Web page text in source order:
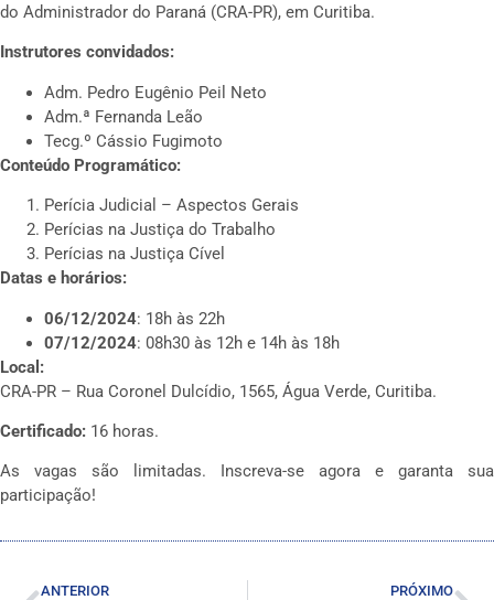
do Administrador do Paraná (CRA-PR), em Curitiba.
Instrutores convidados:
Adm. Pedro Eugênio Peil Neto
Adm.ª Fernanda Leão
Tecg.º Cássio Fugimoto
Conteúdo Programático:
Perícia Judicial – Aspectos Gerais
Perícias na Justiça do Trabalho
Perícias na Justiça Cível
Datas e horários:
06/12/2024: 18h às 22h
07/12/2024: 08h30 às 12h e 14h às 18h
Local:
CRA-PR – Rua Coronel Dulcídio, 1565, Água Verde, Curitiba.
Certificado: 16 horas.
As vagas são limitadas. Inscreva-se agora e garanta sua
participação!
ANTERIOR PRÓXIMO